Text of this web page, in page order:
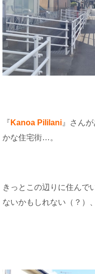
『 Kanoa Pililani 』さん
かな住宅街…。
きっとこの辺りに住んで
ないかもしれない（？）